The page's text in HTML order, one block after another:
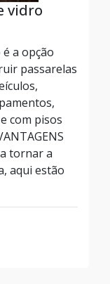
vidro
a opção
passarelas
com pisos
tornar a
aqui estão